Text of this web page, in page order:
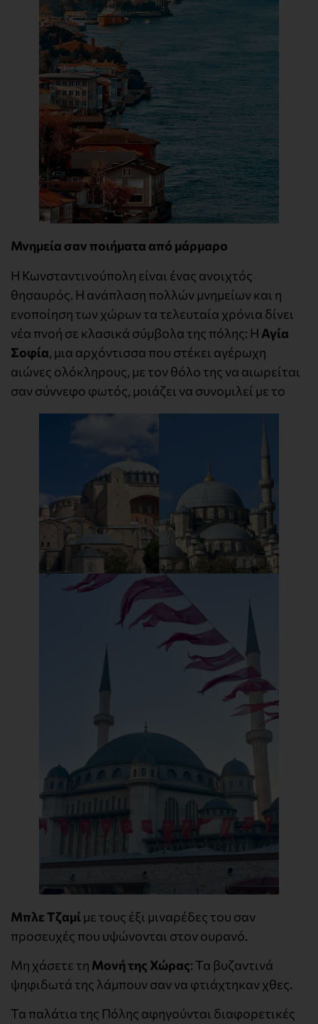
Μνημεία σαν ποιήματα από μάρμαρο
Η Κωνσταντινούπολη είναι ένας ανοιχτός
θησαυρός. Η ανάπλαση πολλών μνημείων και η
ενοποίηση των χώρων τα τελευταία χρόνια δίνει
νέα πνοή σε κλασικά σύμβολα της πόλης: Η Αγία
Σοφία, μια αρχόντισσα που στέκει αγέρωχη
αιώνες ολόκληρους, με τον θόλο της να αιωρείται
σαν σύννεφο φωτός, μοιάζει να συνομιλεί με το
Μπλε Τζαμί με τους έξι μιναρέδες του σαν
προσευχές που υψώνονται στον ουρανό.
Μη χάσετε τη Μονή της Χώρας: Τα βυζαντινά
ψηφιδωτά της λάμπουν σαν να φτιάχτηκαν χθες.
Τα παλάτια της Πόλης αφηγούνται διαφορετικές